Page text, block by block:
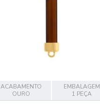
ACABAMENTO
OURO
EMBALAGEM
1 PEÇA